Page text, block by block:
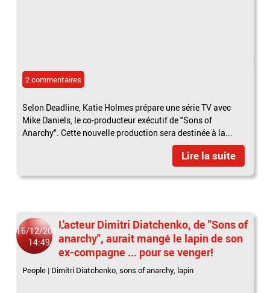
2 commentaires
Selon Deadline, Katie Holmes prépare une série TV avec
Mike Daniels, le co-producteur exécutif de "Sons of
Anarchy". Cette nouvelle production sera destinée à la...
Lire la suite
16/12/2014
14:49
L'acteur Dimitri Diatchenko, de "Sons of
anarchy", aurait mangé le lapin de son
ex-compagne ... pour se venger!
People | Dimi­tri Diat­chenko ,sons of anarchy, lapin